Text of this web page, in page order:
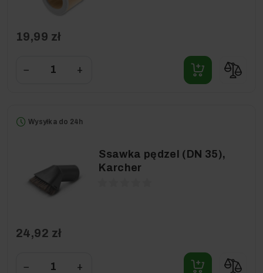
19,99 zł
− +
Wysyłka do 24h
Ssawka pędzel (DN 35),
Karcher
24,92 zł
− +